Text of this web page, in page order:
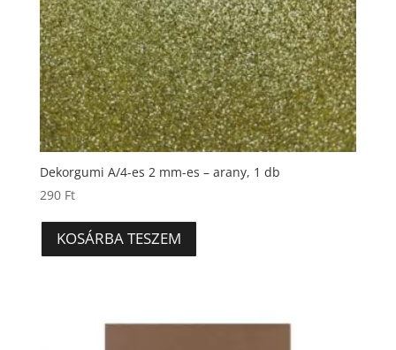
Dekorgumi A/4-es 2 mm-es – arany, 1 db
290 Ft
KOSÁRBA TESZEM